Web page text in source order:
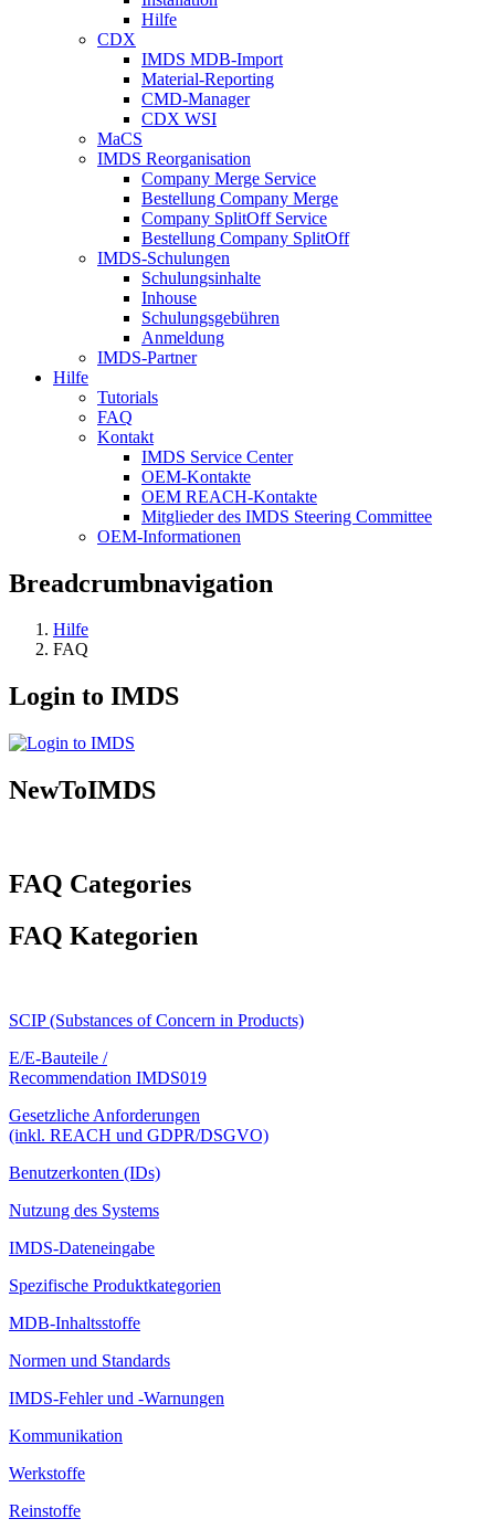
Hilfe
CDX
IMDS MDB-Import
Material-Reporting
CMD-Manager
CDX WSI
MaCS
IMDS Reorganisation
Company Merge Service
Bestellung Company Merge
Company SplitOff Service
Bestellung Company SplitOff
IMDS-Schulungen
Schulungsinhalte
Inhouse
Schulungsgebühren
Anmeldung
IMDS-Partner
Hilfe
Tutorials
FAQ
Kontakt
IMDS Service Center
OEM-Kontakte
OEM REACH-Kontakte
Mitglieder des IMDS Steering Committee
OEM-Informationen
Breadcrumbnavigation
Hilfe
FAQ
Login to IMDS
NewToIMDS
FAQ Categories
FAQ Kategorien
SCIP (Substances of Concern in Products)
E/E-Bauteile /
Recommendation IMDS019
Gesetzliche Anforderungen
(inkl. REACH und GDPR/DSGVO)
Benutzerkonten (IDs)
Nutzung des Systems
IMDS-Dateneingabe
Spezifische Produktkategorien
MDB-Inhaltsstoffe
Normen und Standards
IMDS-Fehler und -Warnungen
Kommunikation
Werkstoffe
Reinstoffe